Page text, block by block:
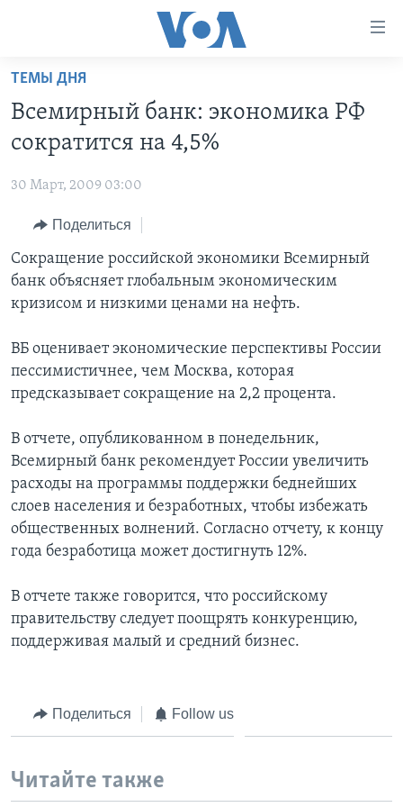
Перейти
основной
контент
Перейти
навигации
Перейти
поиск
ПРОГРАММЫ
НОВОСТИ ЗА МИНУТУ
ИТОГИ
ПОЧЕМУ ЭТО ВАЖНО?
НЬЮ-ЙОРК NEW YORK
АМЕРИКА. БОЛЬШОЕ ПУТЕШЕСТВИЕ
ПРОЕКТЫ
УЧИМ АНГЛИЙСКИЙ
НАША АМЕРИКАНСКАЯ ИСТОРИЯ
А КАК В АМЕРИКЕ?
ТЕСТЫ
ЭКСПЕРТИЗА
ИНТЕРВЬЮ
ФАКТЫ ПРОТИВ ФЕЙКОВ
ЗА СВОБОДУ ПРЕССЫ
ВИДЕО
ПОДПИСКА НА НОВОСТИ
Learning English
СОЦИАЛЬНЫЕ СЕТИ
ТЕМЫ ДНЯ
Всемирный банк: экономика РФ
сократится на 4,5%
30 Март, 2009 03:00
Поделиться
Сокращение российской экономики Всемирный
банк объясняет глобальным экономическим
кризисом и низкими ценами на нефть.
ВБ оценивает экономические перспективы России
пессимистичнее, чем Москва, которая
предсказывает сокращение на 2,2 процента.
В отчете, опубликованном в понедельник,
Всемирный банк рекомендует России увеличить
расходы на программы поддержки беднейших
слоев населения и безработных, чтобы избежать
общественных волнений. Согласно отчету, к концу
года безработица может достигнуть 12%.
В отчете также говорится, что российскому
правительству следует поощрять конкуренцию,
поддерживая малый и средний бизнес.
Поделиться Follow us
Читайте также